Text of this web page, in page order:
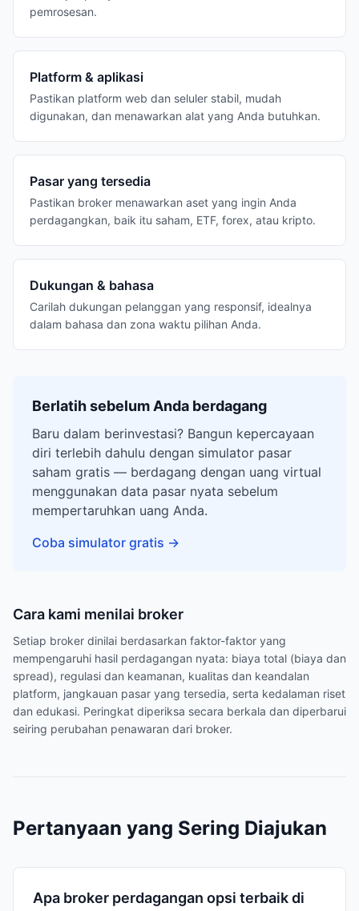
pemrosesan.
Platform & aplikasi
Pastikan platform web dan seluler stabil, mudah
digunakan, dan menawarkan alat yang Anda butuhkan.
Pasar yang tersedia
Pastikan broker menawarkan aset yang ingin Anda
perdagangkan, baik itu saham, ETF, forex, atau kripto.
Dukungan & bahasa
Carilah dukungan pelanggan yang responsif, idealnya
dalam bahasa dan zona waktu pilihan Anda.
Berlatih sebelum Anda berdagang
Baru dalam berinvestasi? Bangun kepercayaan
diri terlebih dahulu dengan simulator pasar
saham gratis — berdagang dengan uang virtual
menggunakan data pasar nyata sebelum
mempertaruhkan uang Anda.
Coba simulator gratis →
Cara kami menilai broker
Setiap broker dinilai berdasarkan faktor-faktor yang
mempengaruhi hasil perdagangan nyata: biaya total (biaya dan
spread), regulasi dan keamanan, kualitas dan keandalan
platform, jangkauan pasar yang tersedia, serta kedalaman riset
dan edukasi. Peringkat diperiksa secara berkala dan diperbarui
seiring perubahan penawaran dari broker.
Pertanyaan yang Sering Diajukan
Apa broker perdagangan opsi terbaik di